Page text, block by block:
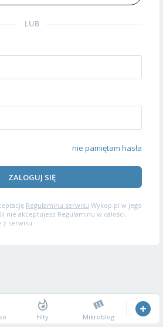
LUB
nie pamiętam hasła
ZALOGUJ SIĘ
Regulaminu serwisu Wykop.pl w jego
nie akceptujesz Regulaminu w całości,
serwisu.
Hity Mikroblog